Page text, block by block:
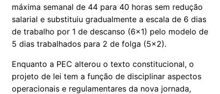
máxima semanal de 44 para 40 horas sem redução
salarial e substituiu gradualmente a escala de 6 dias
de trabalho por 1 de descanso (6x1) pelo modelo de
5 dias trabalhados para 2 de folga (5x2).
Enquanto a PEC alterou o texto constitucional, o
projeto de lei tem a função de disciplinar aspectos
operacionais e regulamentares da nova jornada,